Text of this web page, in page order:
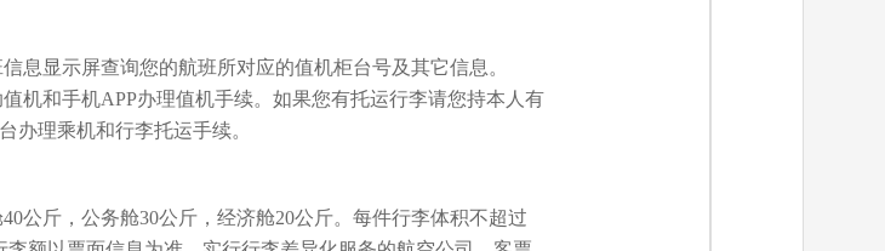
息显示屏查询您的航班所对应的值机柜台号及其它信息。
机和手机APP办理值机手续。如果您有托运行李请您持本人有
办理乘机和行李托运手续。
公斤，公务舱30公斤，经济舱20公斤。每件行李体积不超过